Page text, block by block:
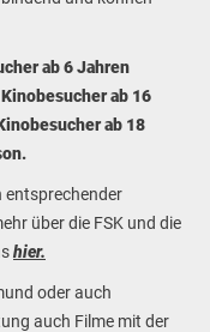
ab 6 Jahren
ab 16
ab 18
entsprechender
über die FSK und die
hier.
oder auch
auch Filme mit der